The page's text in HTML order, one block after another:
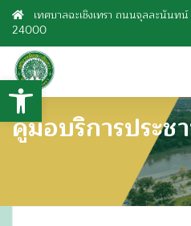
เทศบาลฉะเชิงเทรา ถนนจุลละนันทน์
24000
คู่มือบริการประ
Open toolbar